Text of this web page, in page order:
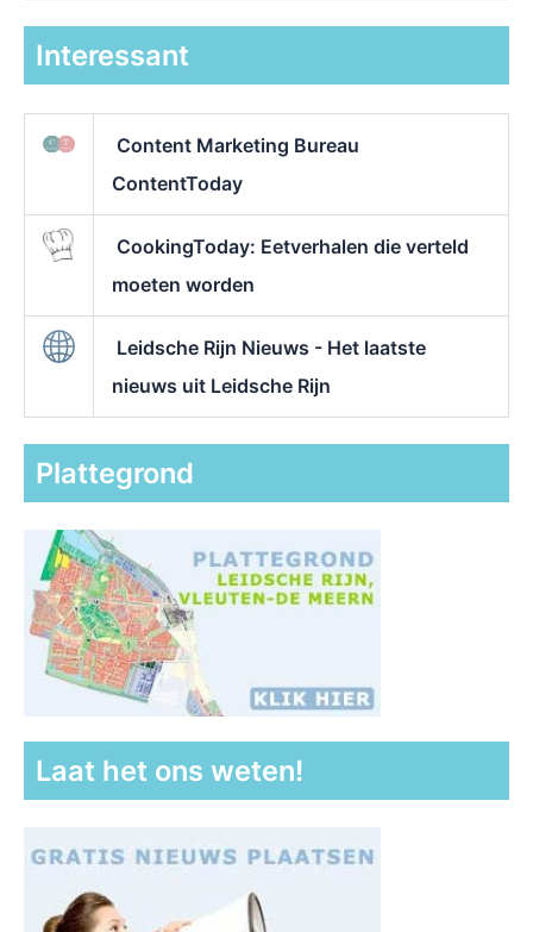
Interessant
Content Marketing Bureau
ContentToday
CookingToday: Eetverhalen die verteld
moeten worden
Leidsche Rijn Nieuws - Het laatste
nieuws uit Leidsche Rijn
Plattegrond
Laat het ons weten!